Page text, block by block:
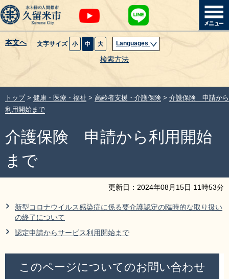
本文へ 文字サイズ 小 中 大 Languages
検索方法
暮らし・届出
健康・医療・福祉
観光魅力・イベント
創業・産業・ビジネス
サイトマップ
プライバシーポリシー
トップ> 健康・医療・福祉 > 高齢者支援・介護保険 > 介護保険 申請から
利用開始まで
介護保険 申請から利用開始
まで
更新日： 2024年08月 15日 11時53分
新型コロナウイルス感染症に係る要介護認定の臨時的な取り扱い
の終了について
認定申請からサービス利用開始まで
このページについてのお問い合わせ